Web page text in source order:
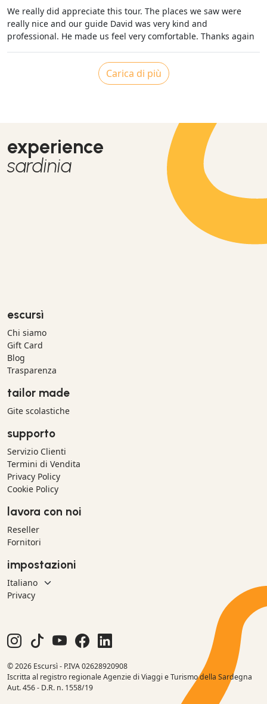
We really did appreciate this tour. The places we saw were
really nice and our guide David was very kind and
professional. He made us feel very comfortable. Thanks again
Carica di più
experience
sardinia
escursì
Chi siamo
Gift Card
Blog
Trasparenza
tailor made
Gite scolastiche
supporto
Servizio Clienti
Termini di Vendita
Privacy Policy
Cookie Policy
lavora con noi
Reseller
Fornitori
impostazioni
Privacy
© 2026 Escursì - P.IVA 02628920908
Iscritta al registro regionale Agenzie di Viaggi e Turismo della Sardegna
Aut. 456 - D.R. n. 1558/19